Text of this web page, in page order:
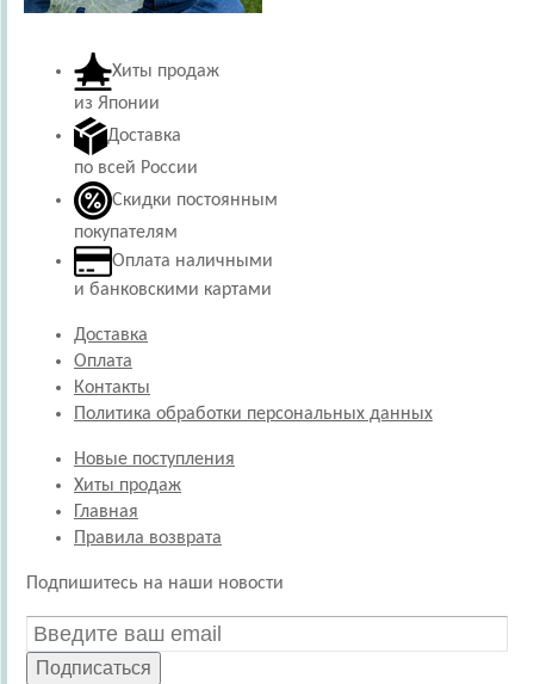
Хиты продаж
из Японии
Доставка
по всей России
Скидки постоянным
покупателям
Оплата наличными
и банковскими картами
Доставка
Оплата
Контакты
Политика обработки персональных данных
Новые поступления
Хиты продаж
Главная
Правила возврата
Подпишитесь на наши новости
Подписаться